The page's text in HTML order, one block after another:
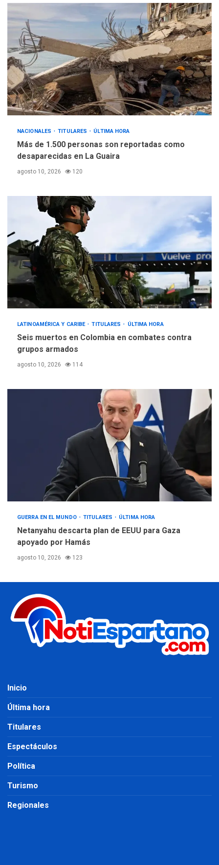
NACIONALES TITULARES ÚLTIMA HORA
Más de 1.500 personas son reportadas como
desaparecidas en La Guaira
agosto 10, 2026 120
LATINOAMÉRICA Y CARIBE TITULARES ÚLTIMA HORA
Seis muertos en Colombia en combates contra
grupos armados
agosto 10, 2026 114
GUERRA EN EL MUNDO TITULARES ÚLTIMA HORA
Netanyahu descarta plan de EEUU para Gaza
apoyado por Hamás
agosto 10, 2026 123
Inicio
Última hora
Titulares
Espectáculos
Política
Turismo
Regionales